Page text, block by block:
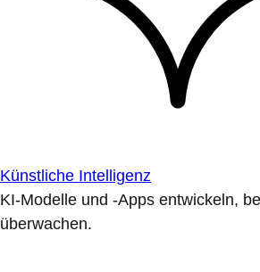
Künstliche Intelligenz
KI-Modelle und -Apps entwickeln,
überwachen.